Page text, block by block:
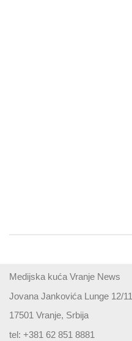
Medijska kuća Vranje News
Jovana Jankovića Lunge 12/11
17501 Vranje, Srbija
tel: +381 62 851 8881